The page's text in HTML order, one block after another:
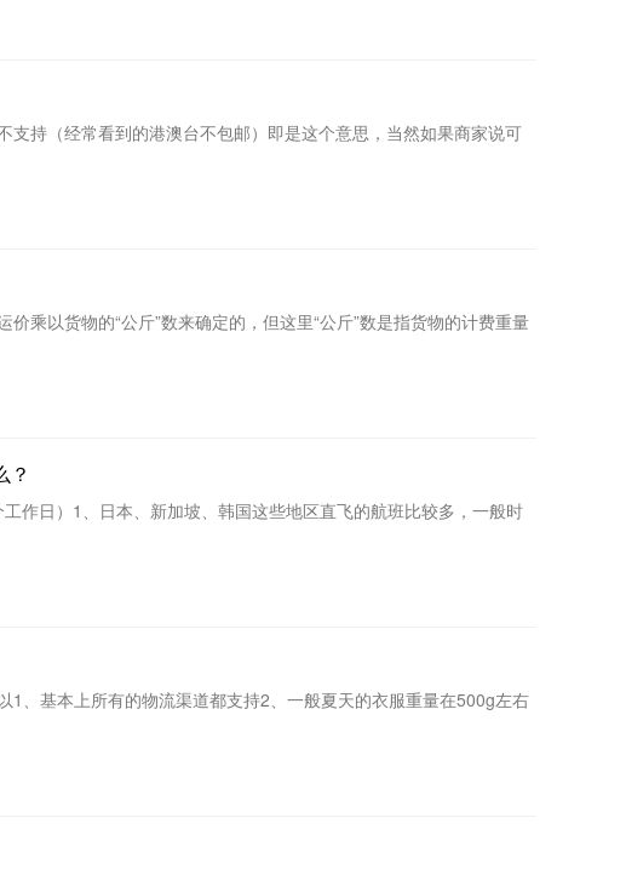
持（经常看到的港澳台不包邮）即是这个意思，当然如果商家说可
乘以货物的“公斤”数来确定的，但这里“公斤”数是指货物的计费重量
？
作日）1、日本、新加坡、韩国这些地区直飞的航班比较多，一般时
、基本上所有的物流渠道都支持2、一般夏天的衣服重量在500g左右